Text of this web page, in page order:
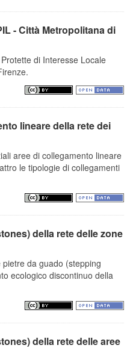
- Città Metropolitana di
di Interesse Locale
lineare della rete dei
aree di collegamento lineare
le tipologie di collegamenti
della rete delle zone
da guado (stepping
ecologico discontinuo della
della rete delle aree